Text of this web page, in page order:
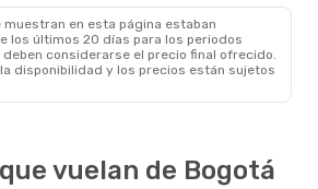
muestran en esta página estaban
los últimos 20 días para los periodos
considerarse el precio final ofrecido.
disponibilidad y los precios están sujetos
vuelan de Bogotá